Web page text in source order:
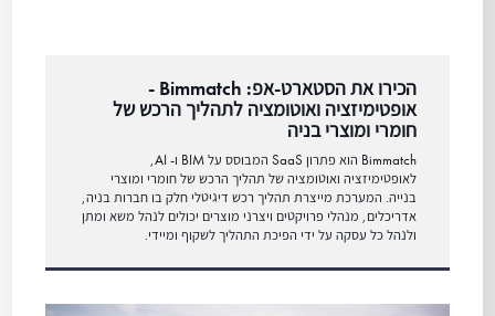
הכירו את הסטארט-אפ: Bimmatch -
אופטימיזציה ואוטומציה לתהליך הרכש של
חומרי ומוצרי בניה
Bimmatch הוא פתרון SaaS המבוסס על BIM ו- AI,
לאופטימיזציה ואוטומציה של תהליך הרכש של חומרי ומוצרי
בנייה. המערכת מייצרת תהליך רכש דיגיטלי חלק בו חברות בניה,
אדריכלים, מנהלי פרויקטים ויצרני מוצרים יכולים לנהל משא ומתן
ולנהל כל עסקה על ידי הפיכת התהליך לשקוף ומיידי.